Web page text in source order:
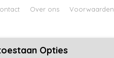
Over ons Voorwaarden
Opties